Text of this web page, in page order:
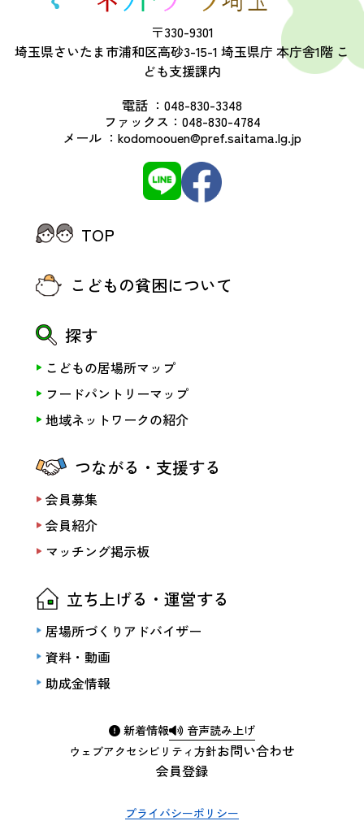
〒330-9301
埼玉県さいたま市浦和区高砂3-15-1 埼玉県庁 本庁舎1階 こ
ども支援課内
電話 ： 048-830-3348
ファックス： 048-830-4784
メール ： kodomoouen@pref.saitama.lg.jp
新着情報 音声読み上げ
会員登録
お問い合わせ
ウェブアクセシビリティ方針
TOP
こどもの貧困について
探す
こどもの居場所マップ
フードパントリーマップ
地域ネットワークの紹介
つながる・支援する
会員募集
会員紹介
マッチング掲示板
立ち上げる・運営する
居場所づくりアドバイザー
資料・動画
助成金情報
プライバシーポリシー